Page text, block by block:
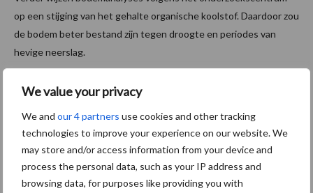
We value your privacy
We and our 4 partners use cookies and other tracking
technologies to improve your experience on our website. We
may store and/or access information from your device and
process the personal data, such as your IP address and
browsing data, for purposes like providing you with
op een stijging van het gehalte organische koolstof. Daardoor zou
de bodem beter bestand zijn tegen droogte en periodes van
hevige neerslag.
Blik op de komende 25 jaar
Ook de komende jaren blijft het proefbedrijf onderzoek uitvoeren
naar thema’s zoals klimaatverandering, bodemgezondheid,
biodiversiteit, natuurlijke plaagbeheersing en economische